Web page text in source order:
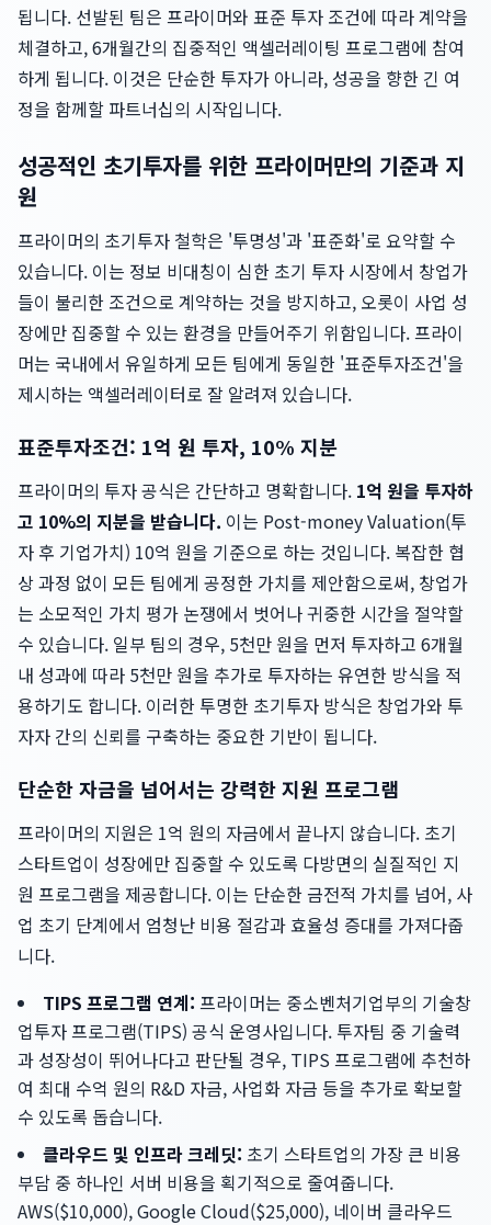
됩니다. 선발된 팀은 프라이머와 표준 투자 조건에 따라 계약을
체결하고, 6개월간의 집중적인 액셀러레이팅 프로그램에 참여
하게 됩니다. 이것은 단순한 투자가 아니라, 성공을 향한 긴 여
정을 함께할 파트너십의 시작입니다.
성공적인 초기투자를 위한 프라이머만의 기준과 지
원
프라이머의 초기투자 철학은 '투명성'과 '표준화'로 요약할 수
있습니다. 이는 정보 비대칭이 심한 초기 투자 시장에서 창업가
들이 불리한 조건으로 계약하는 것을 방지하고, 오롯이 사업 성
장에만 집중할 수 있는 환경을 만들어주기 위함입니다. 프라이
머는 국내에서 유일하게 모든 팀에게 동일한 '표준투자조건'을
제시하는 액셀러레이터로 잘 알려져 있습니다.
표준투자조건: 1억 원 투자, 10% 지분
프라이머의 투자 공식은 간단하고 명확합니다. 1억 원을 투자하
고 10%의 지분을 받습니다. 이는 Post-money Valuation(투
자 후 기업가치) 10억 원을 기준으로 하는 것입니다. 복잡한 협
상 과정 없이 모든 팀에게 공정한 가치를 제안함으로써, 창업가
는 소모적인 가치 평가 논쟁에서 벗어나 귀중한 시간을 절약할
수 있습니다. 일부 팀의 경우, 5천만 원을 먼저 투자하고 6개월
내 성과에 따라 5천만 원을 추가로 투자하는 유연한 방식을 적
용하기도 합니다. 이러한 투명한 초기투자 방식은 창업가와 투
자자 간의 신뢰를 구축하는 중요한 기반이 됩니다.
단순한 자금을 넘어서는 강력한 지원 프로그램
프라이머의 지원은 1억 원의 자금에서 끝나지 않습니다. 초기
스타트업이 성장에만 집중할 수 있도록 다방면의 실질적인 지
원 프로그램을 제공합니다. 이는 단순한 금전적 가치를 넘어, 사
업 초기 단계에서 엄청난 비용 절감과 효율성 증대를 가져다줍
니다.
TIPS 프로그램 연계: 프라이머는 중소벤처기업부의 기술창
업투자 프로그램(TIPS) 공식 운영사입니다. 투자팀 중 기술력
과 성장성이 뛰어나다고 판단될 경우, TIPS 프로그램에 추천하
여 최대 수억 원의 R&D 자금, 사업화 자금 등을 추가로 확보할
수 있도록 돕습니다.
클라우드 및 인프라 크레딧: 초기 스타트업의 가장 큰 비용
부담 중 하나인 서버 비용을 획기적으로 줄여줍니다.
AWS($10,000), Google Cloud($25,000), 네이버 클라우드